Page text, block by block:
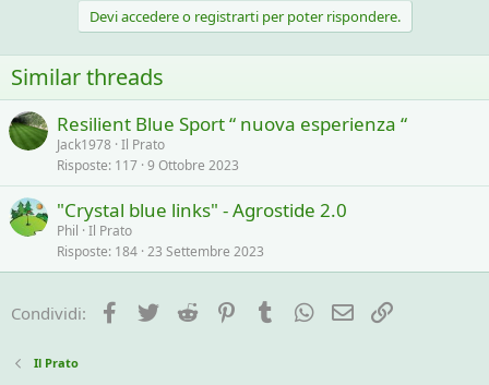
Devi accedere o registrarti per poter rispondere.
Similar threads
Resilient Blue Sport “ nuova esperienza “
Jack1978 Il Prato
Risposte 117 9 Ottobre 2023
"Crystal blue links" - Agrostide 2.0
Phil Il Prato
Risposte 184 23 Settembre 2023
Condividi: Facebook
Twitter Reddit PinterestTumblrWhatsApp
e-mail
Il Prato